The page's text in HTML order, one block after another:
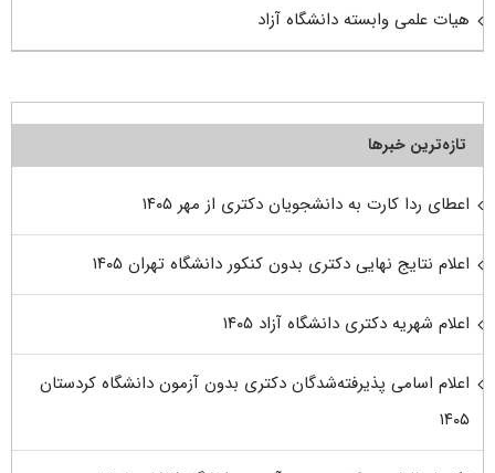
هیات علمی وابسته دانشگاه آزاد
تازه‌ترین خبرها
اعطای ردا کارت به دانشجویان دکتری از مهر ۱۴۰۵
اعلام نتایج نهایی دکتری بدون کنکور دانشگاه تهران ۱۴۰۵
اعلام شهریه دکتری دانشگاه آزاد ۱۴۰۵
اعلام اسامی پذیرفته‌شدگان دکتری بدون آزمون دانشگاه کردستان
۱۴۰۵